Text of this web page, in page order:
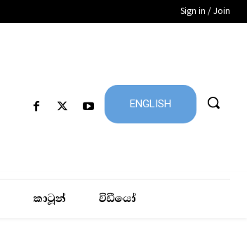
Sign in / Join
ENGLISH
කාටූන් විඩීයෝ